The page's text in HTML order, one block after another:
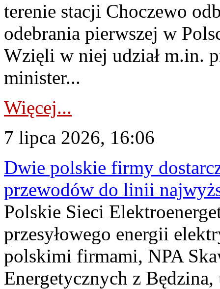
terenie stacji Choczewo
odebrania pierwszej w
Wzięli w niej udział m.in.
minister...
Więcej...
7 lipca 2026, 16:06
Dwie polskie firmy
przewodów do linii
Polskie Sieci
przesyłowego energii
polskimi firmami, NPA
Energetycznych z